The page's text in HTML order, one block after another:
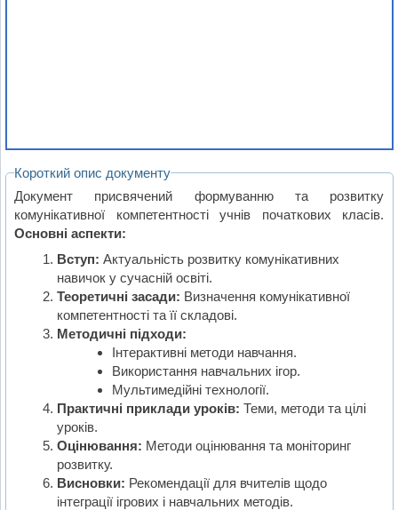
Короткий опис документу
Документ присвячений формуванню та розвитку
комунікативної компетентності учнів початкових класів.
Основні аспекти:
Вступ: Актуальність розвитку комунікативних
навичок у сучасній освіті.
Теоретичні засади: Визначення комунікативної
компетентності та її складові.
Методичні підходи:
Інтерактивні методи навчання.
Використання навчальних ігор.
Мультимедійні технології.
Практичні приклади уроків: Теми, методи та цілі
уроків.
Оцінювання: Методи оцінювання та моніторинг
розвитку.
Висновки: Рекомендації для вчителів щодо
інтеграції ігрових і навчальних методів.